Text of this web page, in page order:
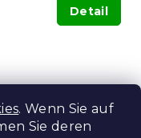
. Wenn Sie auf
Sie deren
Detail